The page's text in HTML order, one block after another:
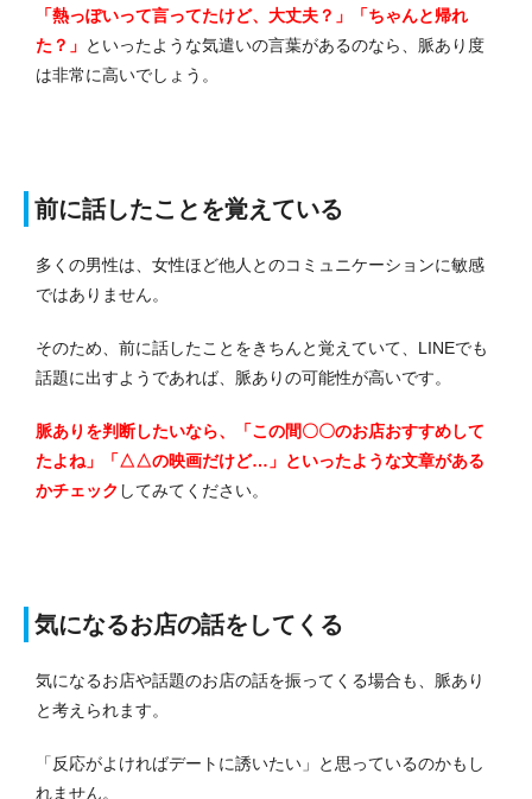
「熱っぽいって言ってたけど、大丈夫？」「ちゃんと帰れ
た？」 といったような気遣いの言葉があるのなら、脈あり度
は非常に高いでしょう。
前に話したことを覚えている
多くの男性は、女性ほど他人とのコミュニケーションに敏感
ではありません。
そのため、前に話したことをきちんと覚えていて、LINEでも
話題に出すようであれば、脈ありの可能性が高いです。
脈ありを判断したいなら、「この間〇〇のお店おすすめして
たよね」「△△の映画だけど…」といったような文章がある
かチェック してみてください。
気になるお店の話をしてくる
気になるお店や話題のお店の話を振ってくる場合も、脈あり
と考えられます。
「反応がよければデートに誘いたい」と思っているのかもし
れません。